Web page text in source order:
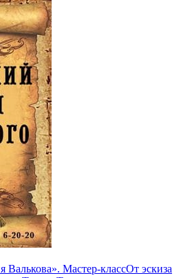
Валькова». Мастер-классОт эскиза